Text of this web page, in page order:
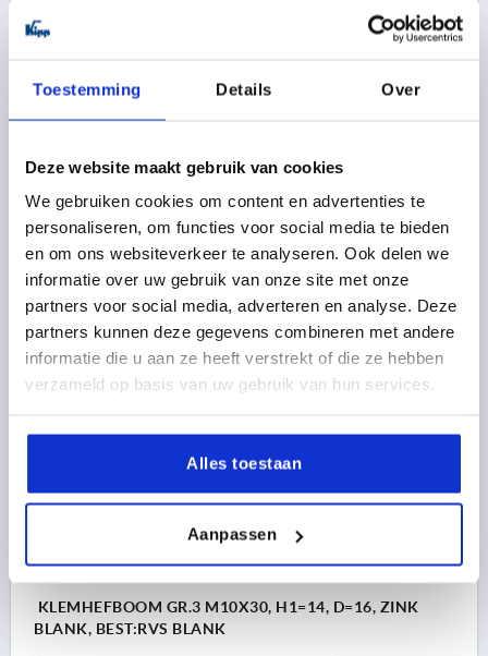
Toestemming Details Over
Deze website maakt gebruik van cookies
We gebruiken cookies om content en advertenties te
personaliseren, om functies voor social media te bieden
en om ons websiteverkeer te analyseren. Ook delen we
informatie over uw gebruik van onze site met onze
partners voor social media, adverteren en analyse. Deze
partners kunnen deze gegevens combineren met andere
informatie die u aan ze heeft verstrekt of die ze hebben
verzameld op basis van uw gebruik van hun services.
Alles toestaan
Aanpassen
KLEMHEFBOOM GR.2 M08X25, H1=14, D=13, ZINK
D=13
GREEPLENGTE=65
GROOTTE=2
H1=14
AANTAL TANDEN =20
Bestelnummer: K0123.208148X25
9,32 €
plus verzendkosten
DETAILS
KLEMHEFBOOM GR.3 M10X30, H1=14, D=16, ZINK
BLANK, BEST:RVS BLANK